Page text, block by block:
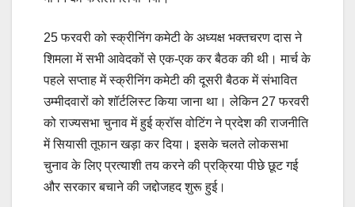
25 फरवरी को स्क्रीनिंग कमेटी के अध्यक्ष भक्तचरण दास ने
शिमला में सभी आवेदकों से एक-एक कर बैठक की थी। मार्च के
पहले सप्ताह में स्क्रीनिंग कमेटी की दूसरी बैठक में संभावित
उम्मीदवारों को शॉर्टलिस्ट किया जाना था। लेकिन 27 फरवरी
को राज्यसभा चुनाव में हुई क्राॅस वोटिंग ने प्रदेश की राजनीति
में सियासी तूफान खड़ा कर दिया। इसके चलते लोकसभा
चुनाव के लिए प्रत्याशी तय करने की प्रक्रिया पीछे छूट गई
और सरकार बचाने की जद्दोजहद शुरू हुई।